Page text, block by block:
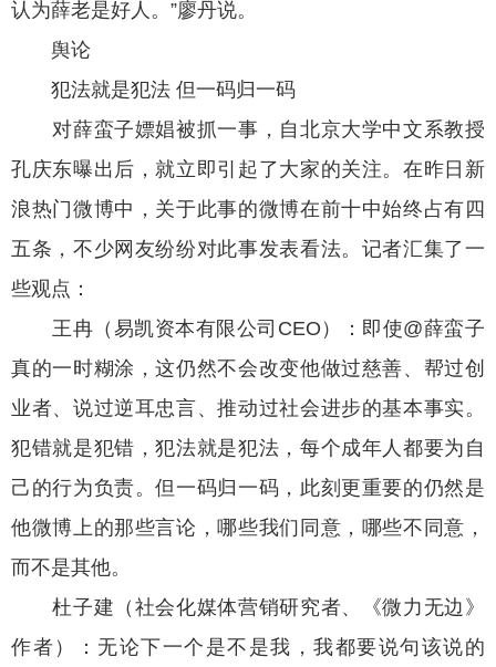
认为薛老是好人。”廖丹说。
舆论
犯法就是犯法 但一码归一码
对薛蛮子嫖娼被抓一事，自北京大学中文系教授
孔庆东曝出后，就立即引起了大家的关注。在昨日新
浪热门微博中，关于此事的微博在前十中始终占有四
五条，不少网友纷纷对此事发表看法。记者汇集了一
些观点：
王冉（易凯资本有限公司CEO）：即使@薛蛮子
真的一时糊涂，这仍然不会改变他做过慈善、帮过创
业者、说过逆耳忠言、推动过社会进步的基本事实。
犯错就是犯错，犯法就是犯法，每个成年人都要为自
己的行为负责。但一码归一码，此刻更重要的仍然是
他微博上的那些言论，哪些我们同意，哪些不同意，
而不是其他。
杜子建（社会化媒体营销研究者、《微力无边》
作者）：无论下一个是不是我，我都要说句该说的